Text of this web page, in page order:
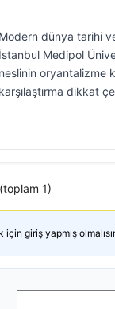
Modern dünya tarihi
İstanbul Medipol
neslinin oryantalizme
karşılaştırma dikkat
1)
giriş yapmış